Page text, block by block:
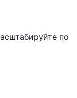
по